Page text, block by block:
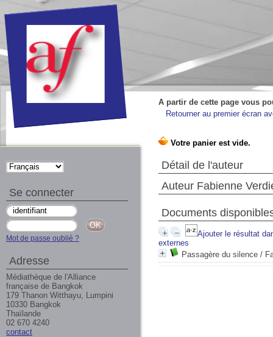
A partir de cette page vous
Retourner au premier écran
Détail de l'auteur
Auteur Fabienne
Documents
Ajouter le résultat
externes
Passagère du silence /
Se connecter
Mot de passe oublié ?
Adresse
Médiathèque de l'Alliance
française de Bangkok
179 Thanon Witthayu, Lumpini
10330 Bangkok
Thaïlande
02 670 4240
contact